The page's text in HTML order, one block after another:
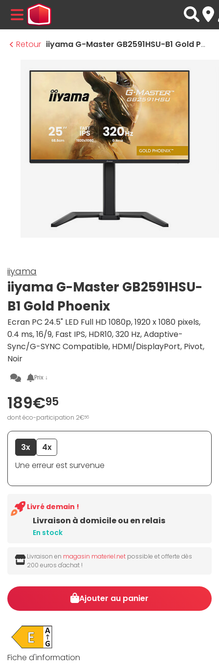
MENU
Retour
iiyama G-Master GB2591HSU-B1 Gold Phoenix
iiyama
iiyama G-Master GB2591HSU-
B1 Gold Phoenix
Ecran PC 24.5" LED Full HD 1080p, 1920 x 1080 pixels,
0.4 ms, 16/9, Fast IPS, HDR10, 320 Hz, Adaptive-
Sync/G-SYNC Compatible, HDMI/DisplayPort, Pivot,
Noir
Prix ↓
189€95
dont éco-participation 2€56
3x
4x
Une erreur est survenue
Livraison à domicile ou en relais
En stock
Livré demain !
Livraison en magasin materiel.net possible et offerte dès
200 euros d'achat !
Ajouter au panier
Fiche d'information